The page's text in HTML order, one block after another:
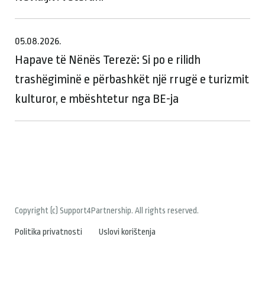
05.08.2026.
Hapave të Nënës Terezë: Si po e rilidh
trashëgiminë e përbashkët një rrugë e turizmit
kulturor, e mbështetur nga BE-ja
Copyright (c) Support4Partnership. All rights reserved.
Politika privatnosti Uslovi korištenja